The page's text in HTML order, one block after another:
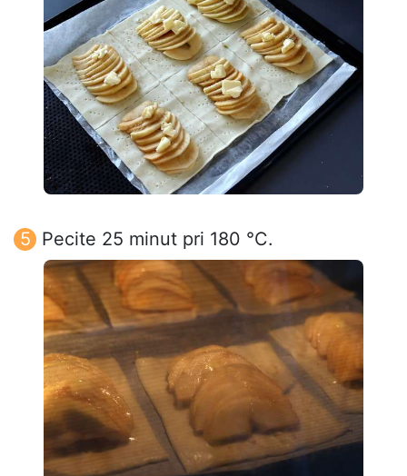
Pecite 25 minut pri 180 °C.